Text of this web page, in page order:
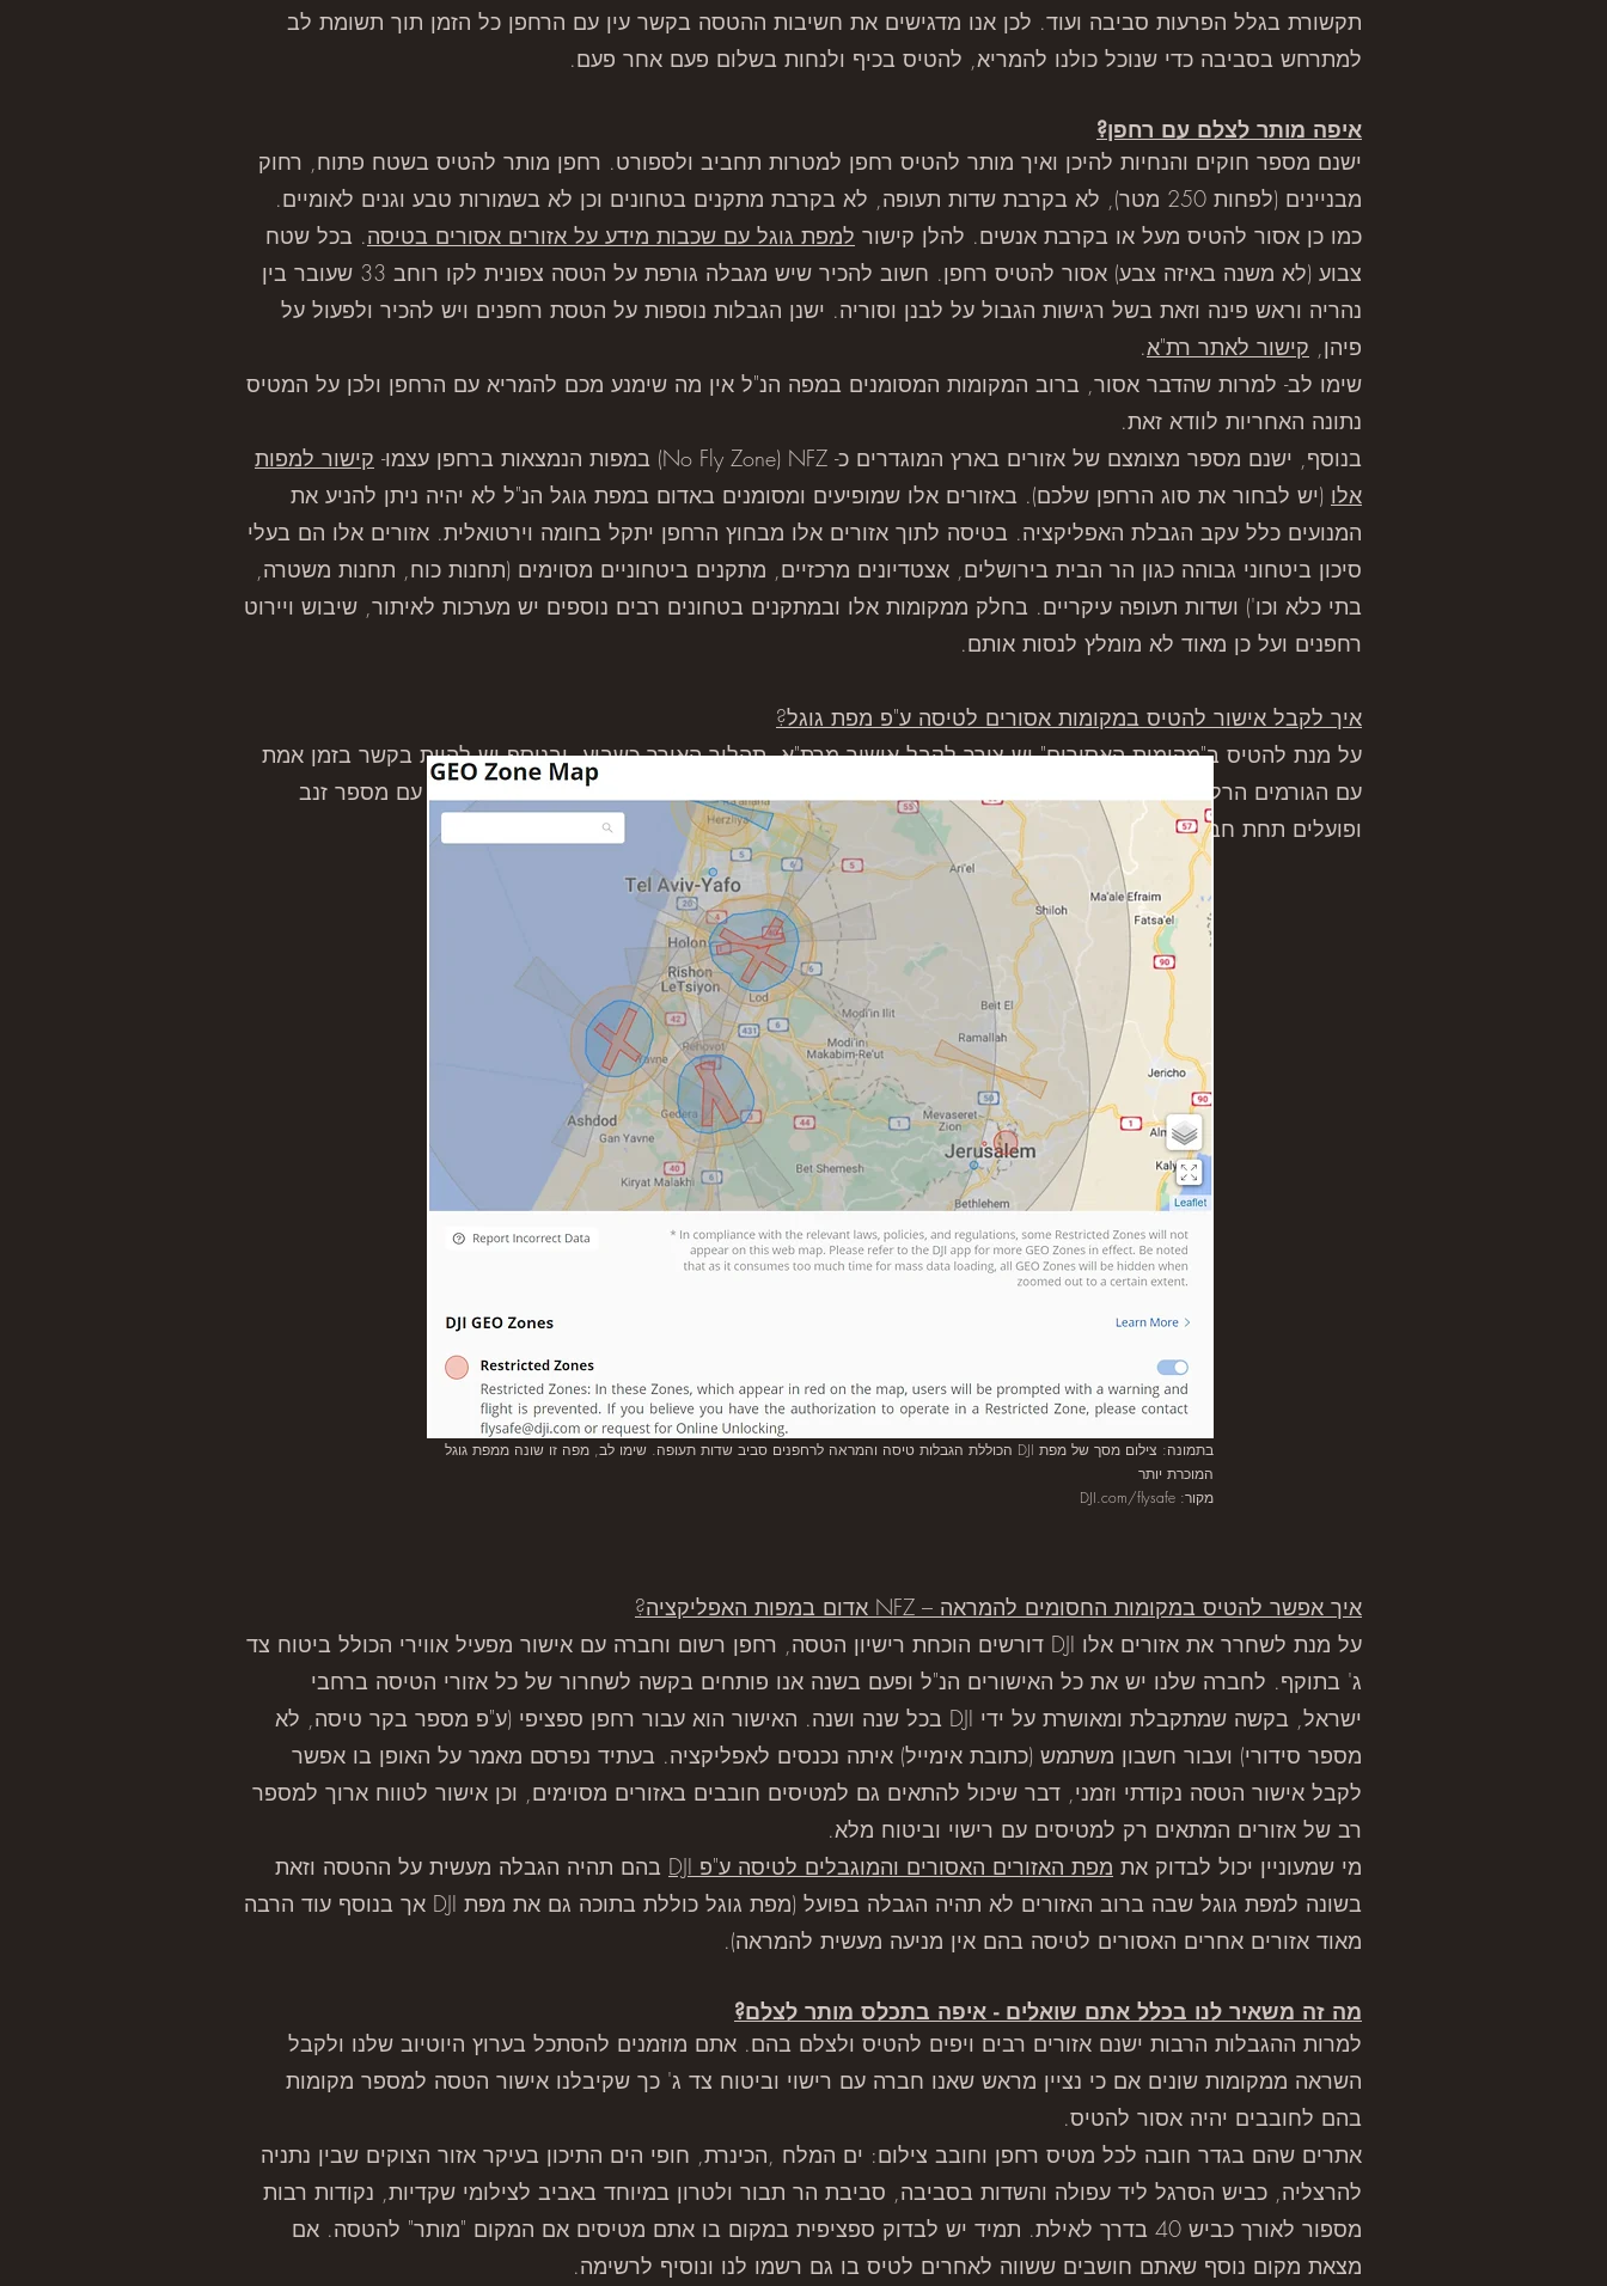
תקשורת בגלל הפרעות סביבה ועוד. לכן אנו מדגישים את חשיבות ההטסה בקשר עין עם הרחפן כל הזמן תוך תשומת לב
למתרחש בסביבה כדי שנוכל כולנו להמריא, להטיס בכיף ולנחות בשלום פעם אחר פעם.
איפה מותר לצלם עם רחפן?
ישנם מספר חוקים והנחיות להיכן ואיך מותר להטיס רחפן למטרות תחביב ולספורט. רחפן מותר להטיס בשטח פתוח, רחוק
מבניינים (לפחות 250 מטר), לא בקרבת שדות תעופה, לא בקרבת מתקנים בטחונים וכן לא בשמורות טבע וגנים לאומיים.
כמו כן אסור להטיס מעל או בקרבת אנשים. להלן קישור למפת גוגל עם שכבות מידע על אזורים אסורים בטיסה. בכל שטח
צבוע (לא משנה באיזה צבע) אסור להטיס רחפן. חשוב להכיר שיש מגבלה גורפת על הטסה צפונית לקו רוחב 33 שעובר בין
נהריה וראש פינה וזאת בשל רגישות הגבול על לבנן וסוריה. ישנן הגבלות נוספות על הטסת רחפנים ויש להכיר ולפעול על
פיהן, קישור לאתר רת"א.
שימו לב- למרות שהדבר אסור, ברוב המקומות המסומנים במפה הנ"ל אין מה שימנע מכם להמריא עם הרחפן ולכן על המטיס
נתונה האחריות לוודא זאת.
בנוסף, ישנם מספר מצומצם של אזורים בארץ המוגדרים כ- No Fly Zone) NFZ) במפות הנמצאות ברחפן עצמו-
קישור למפות
אלו (יש לבחור את סוג הרחפן שלכם). באזורים אלו שמופיעים ומסומנים באדום במפת גוגל הנ"ל לא יהיה ניתן להניע את
המנועים כלל עקב הגבלת האפליקציה. בטיסה לתוך אזורים אלו מבחוץ הרחפן יתקל בחומה וירטואלית. אזורים אלו הם בעלי
סיכון ביטחוני גבוהה כגון הר הבית בירושלים, אצטדיונים מרכזיים, מתקנים ביטחוניים מסוימים (תחנות כוח, תחנות משטרה,
בתי כלא וכו') ושדות תעופה עיקריים. בחלק ממקומות אלו ובמתקנים בטחונים רבים נוספים יש מערכות לאיתור, שיבוש ויירוט
רחפנים ועל כן מאוד לא מומלץ לנסות אותם.
איך לקבל אישור להטיס במקומות אסורים לטיסה ע"פ מפת גוגל?
על מנת להטיס ב"מקומות האסורים" יש צורך לקבל אישור מרת"א, תהליך האורך כשבוע, ובנוסף יש להיות בקשר בזמן אמת
עם הגורמים הרלוונטיים שבתחומם מטיסים. אישורים אלו ניתנים רק למטיסים עם רישיון המטיסים רחפן עם מספר זנב
ופועלים תחת חברה שיש לה אישור של מפעיל אווירי הכולל ביטוח צד ג', כמו לחברה שלנו.
איך אפשר להטיס במקומות החסומים להמראה – NFZ אדום במפות האפליקציה?
על מנת לשחרר את אזורים אלו DJI דורשים הוכחת רישיון הטסה, רחפן רשום וחברה עם אישור מפעיל אווירי הכולל ביטוח צד
ג' בתוקף. לחברה שלנו יש את כל האישורים הנ"ל ופעם בשנה אנו פותחים בקשה לשחרור של כל אזורי הטיסה ברחבי
ישראל, בקשה שמתקבלת ומאושרת על ידי DJI בכל שנה ושנה. האישור הוא עבור רחפן ספציפי (ע"פ מספר בקר טיסה, לא
מספר סידורי) ועבור חשבון משתמש (כתובת אימייל) איתה נכנסים לאפליקציה. בעתיד נפרסם מאמר על האופן בו אפשר
לקבל אישור הטסה נקודתי וזמני, דבר שיכול להתאים גם למטיסים חובבים באזורים מסוימים, וכן אישור לטווח ארוך למספר
רב של אזורים המתאים רק למטיסים עם רישוי וביטוח מלא.
מי שמעוניין יכול לבדוק את מפת האזורים האסורים והמוגבלים לטיסה ע"פ DJI
בהם תהיה הגבלה מעשית על ההטסה וזאת
בשונה למפת גוגל שבה ברוב האזורים לא תהיה הגבלה בפועל (מפת גוגל כוללת בתוכה גם את מפת DJI אך בנוסף עוד הרבה
מאוד אזורים אחרים האסורים לטיסה בהם אין מניעה מעשית להמראה).
מה זה משאיר לנו בכלל אתם שואלים - איפה בתכלס מותר לצלם?
למרות ההגבלות הרבות ישנם אזורים רבים ויפים להטיס ולצלם בהם. אתם מוזמנים להסתכל בערוץ היוטיוב שלנו ולקבל
השראה ממקומות שונים אם כי נציין מראש שאנו חברה עם רישוי וביטוח צד ג' כך שקיבלנו אישור הטסה למספר מקומות
בהם לחובבים יהיה אסור להטיס.
אתרים שהם בגדר חובה לכל מטיס רחפן וחובב צילום: ים המלח ,הכינרת, חופי הים התיכון בעיקר אזור הצוקים שבין נתניה
להרצליה, כביש הסרגל ליד עפולה והשדות בסביבה, סביבת הר תבור ולטרון במיוחד באביב לצילומי שקדיות, נקודות רבות
מספור לאורך כביש 40 בדרך לאילת. תמיד יש לבדוק ספציפית במקום בו אתם מטיסים אם המקום "מותר" להטסה. אם
מצאת מקום נוסף שאתם חושבים ששווה לאחרים לטיס בו גם רשמו לנו ונוסיף לרשימה.
בתמונה: צילום מסך של מפת DJI הכוללת הגבלות טיסה והמראה לרחפנים סביב שדות תעופה. שימו לב, מפה זו שונה ממפת גוגל
המוכרת יותר
מקור: DJI.com/flysafe